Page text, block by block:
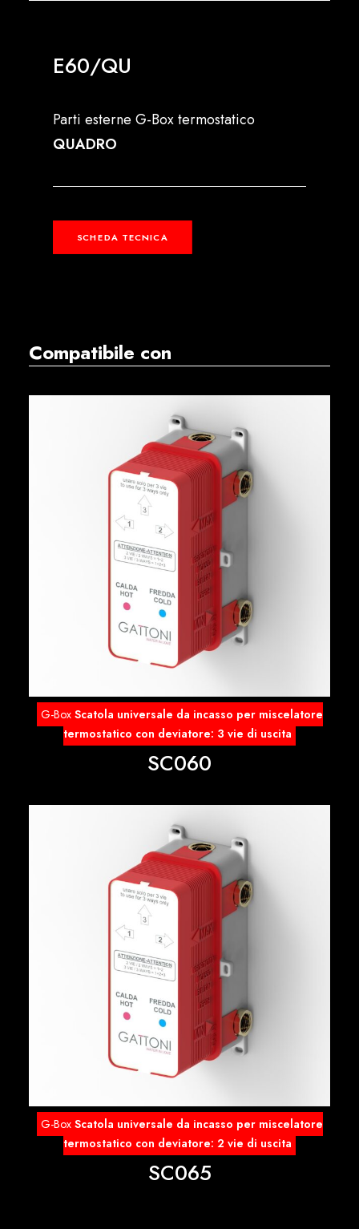
E60/QU
Parti esterne G-Box termostatico
QUADRO
SCHEDA TECNICA
Compatibile con
G-Box Scatola universale da incasso per miscelatore
termostatico con deviatore: 3 vie di uscita
SC060
G-Box Scatola universale da incasso per miscelatore
termostatico con deviatore: 2 vie di uscita
SC065